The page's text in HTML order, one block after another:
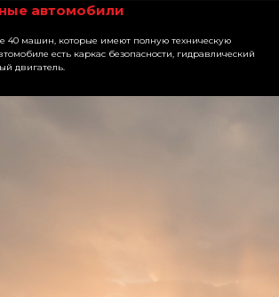
автомобили
40 машин, которые имеют полную техническую
есть каркас безопасности, гидравлический
двигатель.